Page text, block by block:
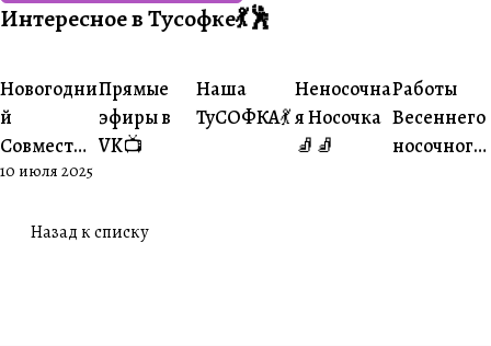
Интересное в Тусофке💃🕺
#Совместники
Новогодни
й
Совместни
к🎄
10 июля 2025
#Житуха
Прямые
эфиры в
VK📺
#Совместники
Наша
ТуСОФКА💃
#Ваше
творчество
Неносочна
я Носочка
🧦🧦
#Ваше
Работы
Весеннего
носочного
Назад к списку